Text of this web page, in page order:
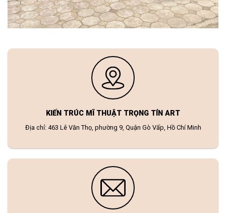
KIẾN TRÚC MĨ THUẬT TRỌNG TÍN ART
Địa chỉ: 463 Lê Văn Thọ, phường 9, Quận Gò Vấp, Hồ Chí Minh